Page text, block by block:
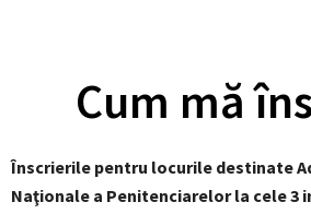
Cum mă
Înscrierile pentru locurile destinate
Naţionale a Penitenciarelor la cele 3